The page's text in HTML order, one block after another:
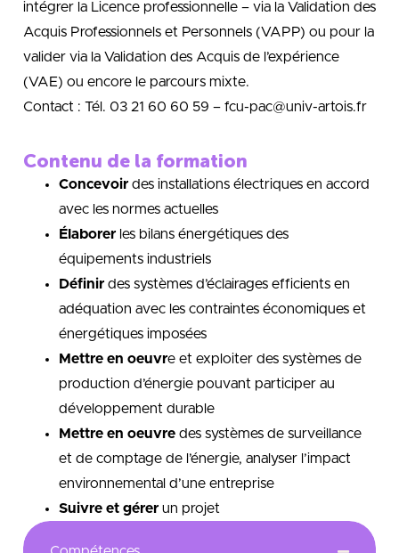
intégrer la Licence professionnelle – via la Validation des
Acquis Professionnels et Personnels (VAPP) ou pour la
valider via la Validation des Acquis de l’expérience
(VAE) ou encore le parcours mixte.
Contact : Tél. 03 21 60 60 59 – fcu-pac@univ-artois.fr
Contenu de la formation
Concevoir des installations électriques en accord
avec les normes actuelles
Élaborer les bilans énergétiques des
équipements industriels
Définir des systèmes d’éclairages efficients en
adéquation avec les contraintes économiques et
énergétiques imposées
Mettre en oeuvre et exploiter des systèmes de
production d’énergie pouvant participer au
développement durable
Mettre en oeuvre des systèmes de surveillance
et de comptage de l’énergie, analyser l’impact
environnemental d’une entreprise
Suivre et gérer un projet